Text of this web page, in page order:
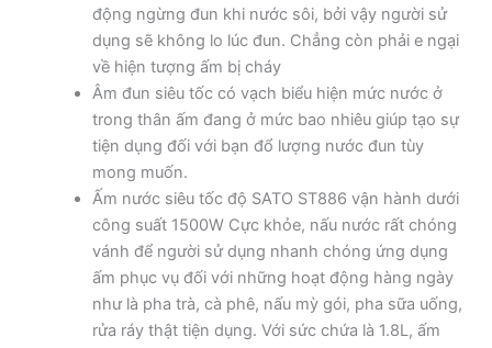
động ngừng đun khi nước sôi, bởi vậy người sử
dụng sẽ không lo lúc đun. Chẳng còn phải e ngại
về hiện tượng ấm bị cháy
Âm đun siêu tốc có vạch biểu hiện mức nước ở
trong thân ấm đang ở mức bao nhiêu giúp tạo sự
tiện dụng đối với bạn đổ lượng nước đun tùy
mong muốn.
Ấm nước siêu tốc độ SATO ST886 vận hành dưới
công suất 1500W Cực khỏe, nấu nước rất chóng
vánh để người sử dụng nhanh chóng ứng dụng
ấm phục vụ đối với những hoạt động hàng ngày
như là pha trà, cà phê, nấu mỳ gói, pha sữa uống,
rửa ráy thật tiện dụng. Với sức chứa là 1.8L, ấm